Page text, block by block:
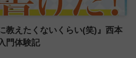
教えたくないくらい(笑)』西本
門体験記